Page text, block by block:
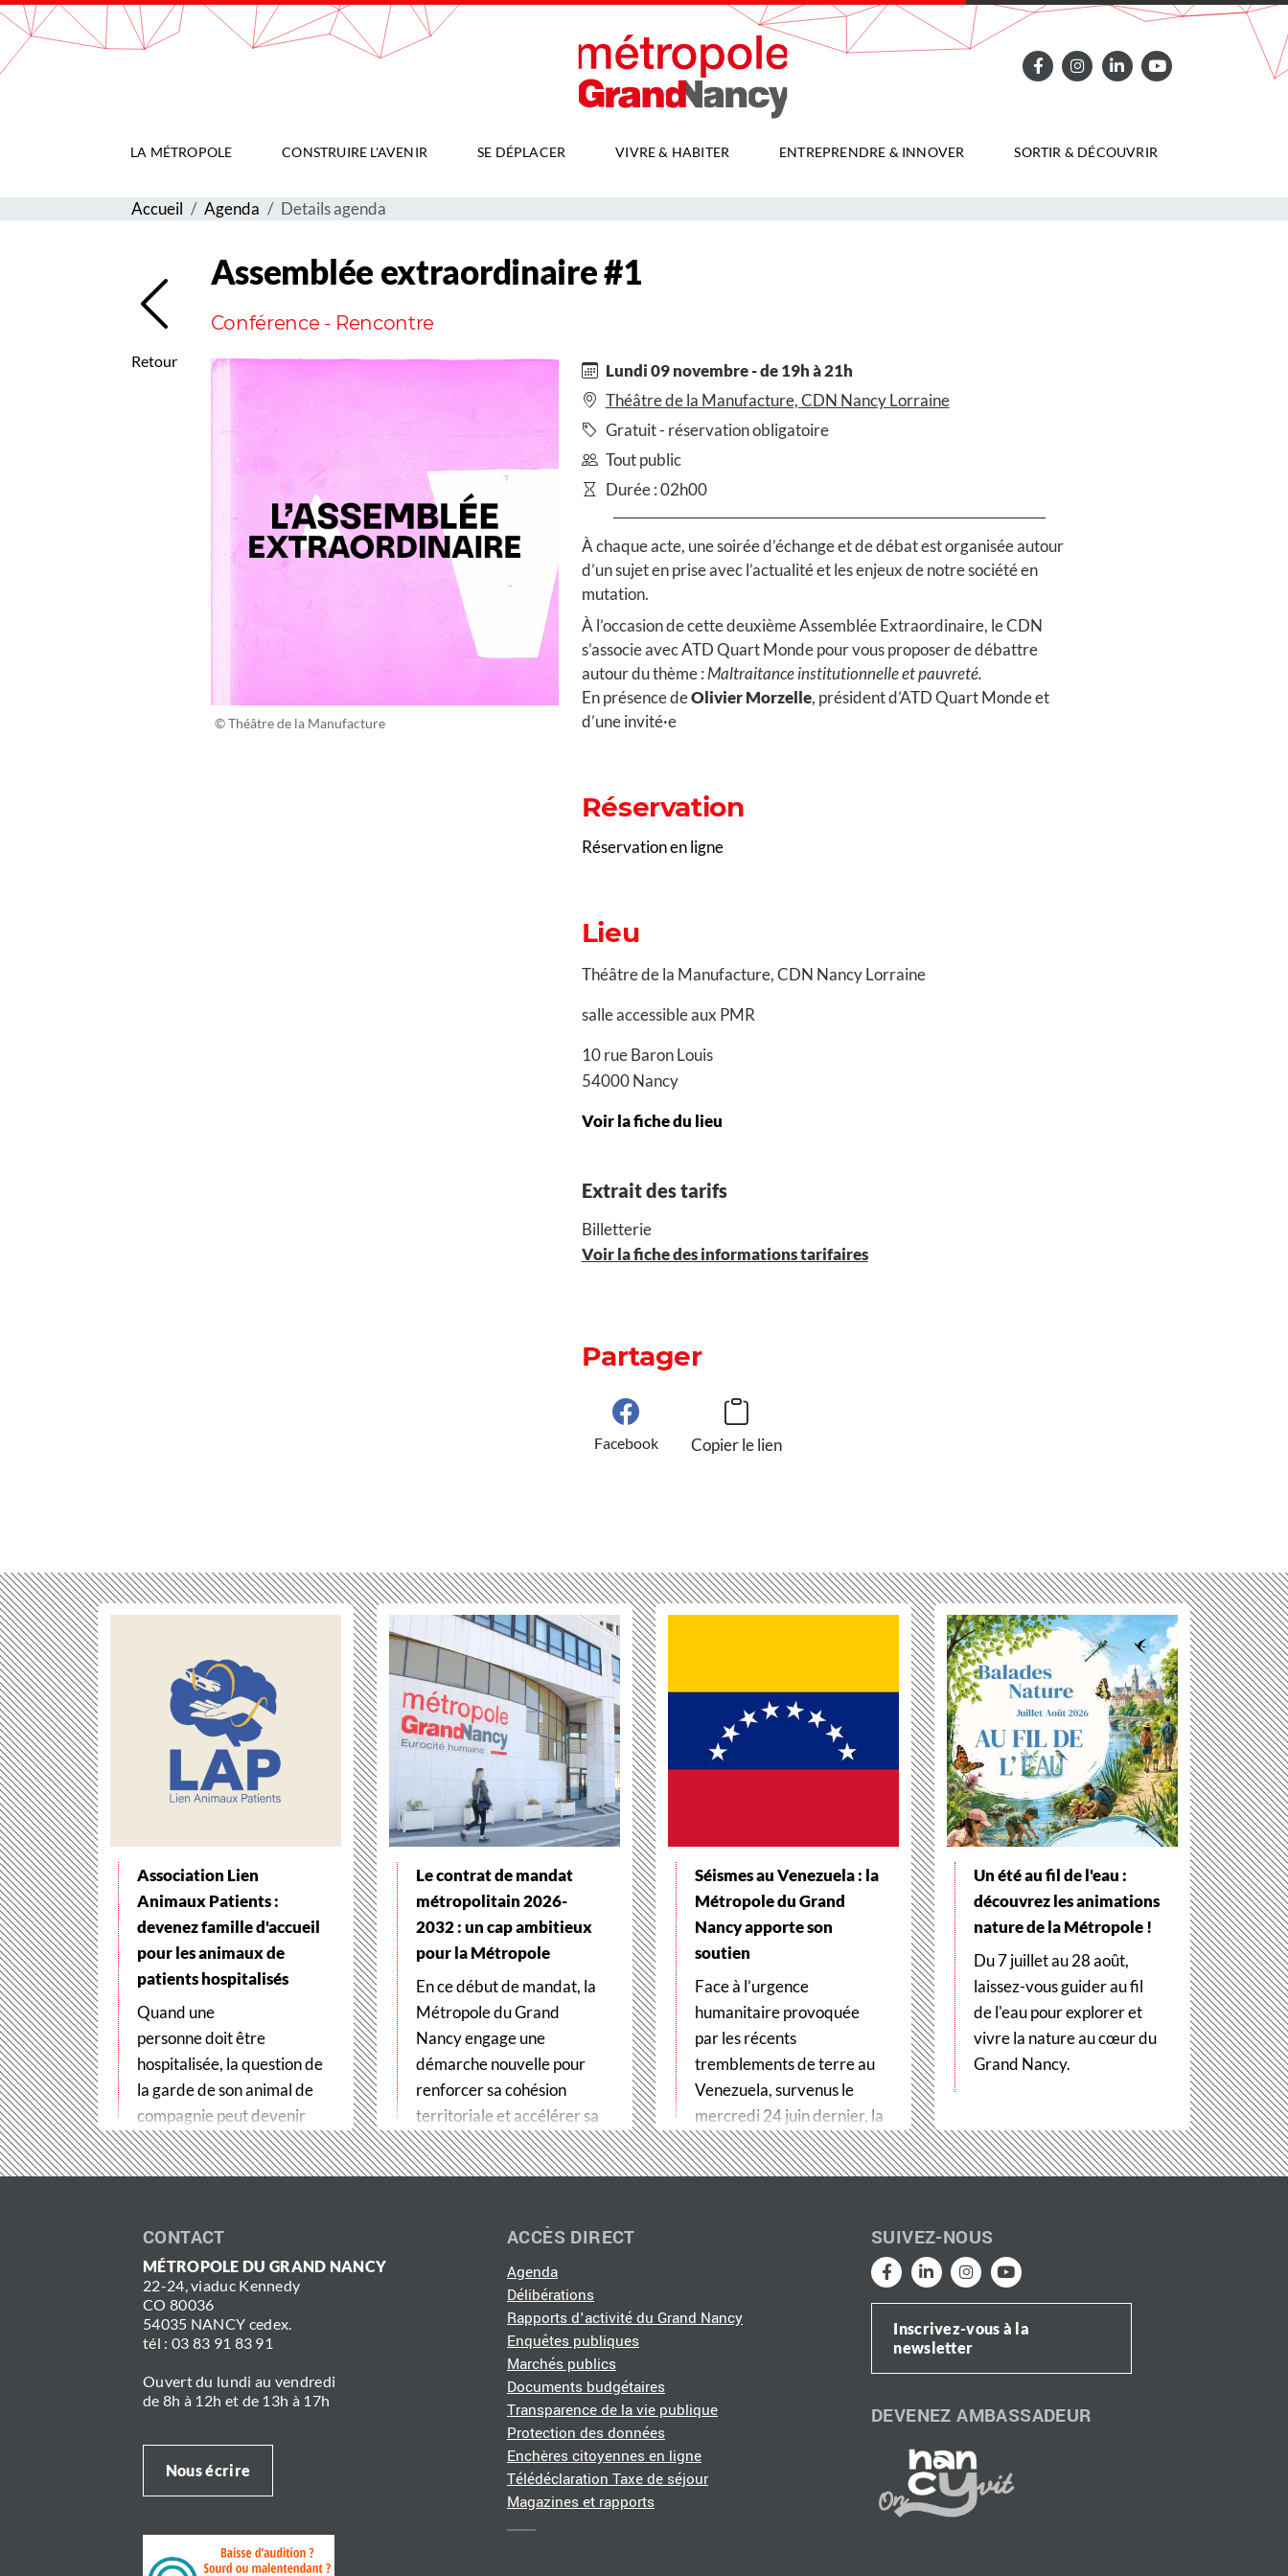
Gestion de vos préférences sur les cookies
LA MÉTROPOLE CONSTRUIRE L'AVENIR SE DÉPLACER VIVRE & HABITER ENTREPRENDRE & INNOVER SORTIR & DÉCOUVRIR
Accueil Agenda Details agenda
Retour
Assemblée extraordinaire #1
Conférence - Rencontre
© Théâtre de la Manufacture
Lundi 09 novembre - de 19h à 21h
Théâtre de la Manufacture, CDN Nancy Lorraine
Gratuit - réservation obligatoire
Tout public
Durée : 02h00
À chaque acte, une soirée d’échange et de débat est organisée autour
d’un sujet en prise avec l’actualité et les enjeux de notre société en
mutation.
À l’occasion de cette deuxième Assemblée Extraordinaire, le CDN
s’associe avec ATD Quart Monde pour vous proposer de débattre
autour du thème : Maltraitance institutionnelle et pauvreté.
En présence deOlivier Morzelle, président d’ATD Quart Monde et
d’une invité·e
Réservation
Réservation en ligne
Lieu
Théâtre de la Manufacture, CDN Nancy Lorraine
salle accessible aux PMR
10 rue Baron Louis
54000 Nancy
Voir la fiche du lieu
Extrait des tarifs
Billetterie
Voir la fiche des informations tarifaires
Partager
Facebook Copier le lien
Association Lien
Animaux Patients :
devenez famille d'accueil
pour les animaux de
patients hospitalisés
Quand une
personne doit être
hospitalisée, la question de
la garde de son animal de
compagnie peut devenir
un véritable frein
aux soins. Pour…
Le contrat de mandat
métropolitain 2026-
2032 : un cap ambitieux
pour la Métropole
En ce début de mandat, la
Métropole du Grand
Nancy engage une
démarche nouvelle pour
renforcer sa cohésion
territoriale et accélérer sa
transformation…
Séismes au Venezuela : la
Métropole du Grand
Nancy apporte son
soutien
Face à l’urgence
humanitaire provoquée
par les récents
tremblements de terre au
Venezuela, survenus le
mercredi 24 juin dernier, la
Métropole du Grand…
Un été au fil de l'eau :
découvrez les animations
nature de la Métropole !
Du 7 juillet au 28 août,
laissez-vous guider au fil
de l'eau pour explorer et
vivre la nature au cœur du
Grand Nancy.
CONTACT
MÉTROPOLE DU GRAND NANCY
22-24, viaduc Kennedy
CO 80036
54035 NANCY cedex.
tél : 03 83 91 83 91
Ouvert du lundi au vendredi
de 8h à 12h et de 13h à 17h
Nous écrire
ACCÈS DIRECT
Agenda
Délibérations
Rapports d'activité du Grand Nancy
Enquêtes publiques
Marchés publics
Documents budgétaires
Transparence de la vie publique
Protection des données
Enchères citoyennes en ligne
Télédéclaration Taxe de séjour
Magazines et rapports
SUIVEZ-NOUS
Inscrivez-vous à la
newsletter
DEVENEZ AMBASSADEUR